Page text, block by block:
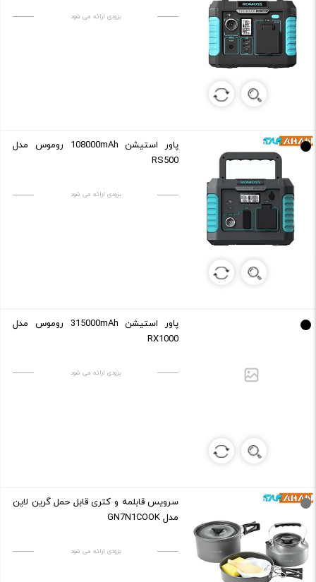
بزودی ارائه می شود
پاور استیشن 108000mAh روموس مدل
RS500
بزودی ارائه می شود
پاور استیشن 315000mAh روموس مدل
RX1000
بزودی ارائه می شود
سرویس قابلمه و کتری قابل حمل گرین لاین
مدل GN7N1COOK
بزودی ارائه می شود